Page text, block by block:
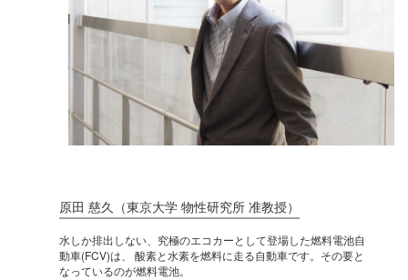
原田 慈久（東京大学 物性研究所 准教授）
水しか排出しない、究極のエコカーとして登場した燃料電池自
動車(FCV)は、 酸素と水素を燃料に走る自動車です。その要と
なっているのが燃料電池。